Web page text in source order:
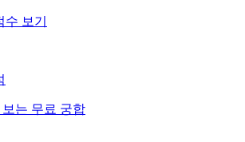
보기
는 무료 궁합